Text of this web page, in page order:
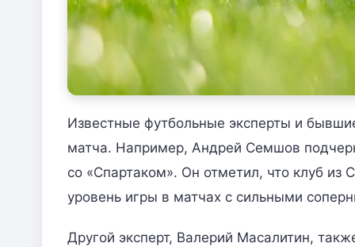
Известные футбольные эксперты и
матча. Например, Андрей Семшов
со «Спартаком». Он отметил, что клуб из
уровень игры в матчах с сильными
Другой эксперт, Валерий Масалитин,